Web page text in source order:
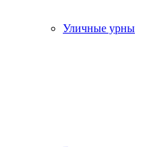
Уличные урны